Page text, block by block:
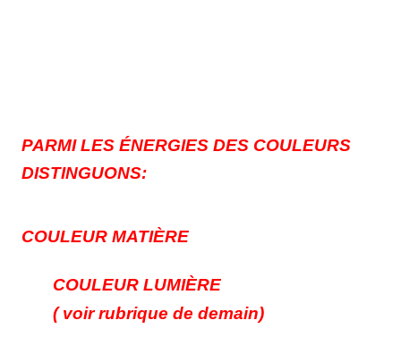
PARMI LES ÉNERGIES DES COULEURS
DISTINGUONS:
COULEUR MATIÈRE
COULEUR LUMIÈRE
( voir rubrique de demain)